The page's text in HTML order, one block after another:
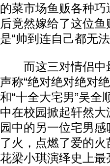
的菜市场鱼贩各种
后竟然嫁给了这位
是“帅到连自己都无
而这三对情侣中
声称“绝对绝对绝对
和“十全大宅男”吴全
中在校园掀起轩然
园中的另一位宅男
了火，点燃了爱的
花梁小琪演绎史上